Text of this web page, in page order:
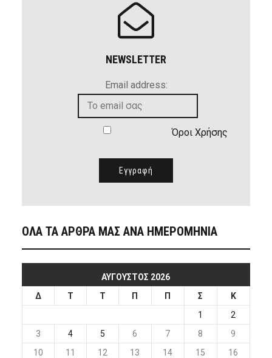
NEWSLETTER
Email address:
Όροι Χρήσης
ΟΛΑ ΤΑ ΑΡΘΡΑ ΜΑΣ ΑΝΑ ΗΜΕΡΟΜΗΝΙΑ
ΑΎΓΟΥΣΤΟΣ 2026
Δ
Τ Τ Π Π Σ
Κ
1
2
3
4 5 6 7 8
9
10
11 12 13 14 15 16